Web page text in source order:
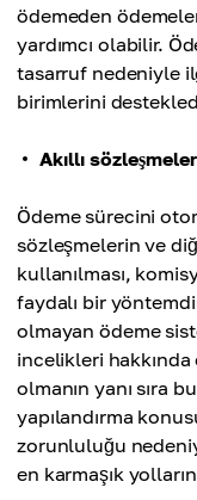
ödemeden
yardımcı olabilir.
tasarruf nedeniyle
birimlerini
Akıllı
Ödeme sürecini
sözleşmelerin ve
kullanılması,
faydalı bir
olmayan ödeme
incelikleri
olmanın yanı sıra
yapılandırma
zorunluluğu
en karmaşık